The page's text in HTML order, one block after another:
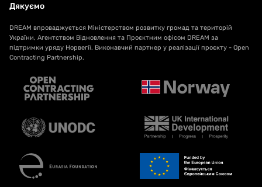
Дякуємо
DREAM впроваджується Міністерством розвитку громад та територій
України, Агентством Відновлення та Проєктним офісом DREAM за
підтримки уряду Норвегії. Виконавчий партнер у реалізації проєкту - Open
Contracting Partnership.